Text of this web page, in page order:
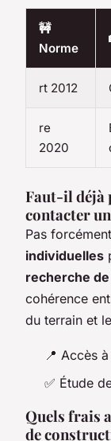
🚧
Norme
rt 2012
re
2020
Faut-il déjà
contacter
Pas
individuelles
recherche
cohérence
du terrain et
📍 Accès
✅ Étude
Quels frais
de